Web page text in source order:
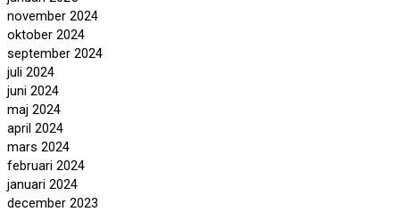
november 2024
oktober 2024
september 2024
juli 2024
juni 2024
maj 2024
april 2024
mars 2024
februari 2024
januari 2024
december 2023